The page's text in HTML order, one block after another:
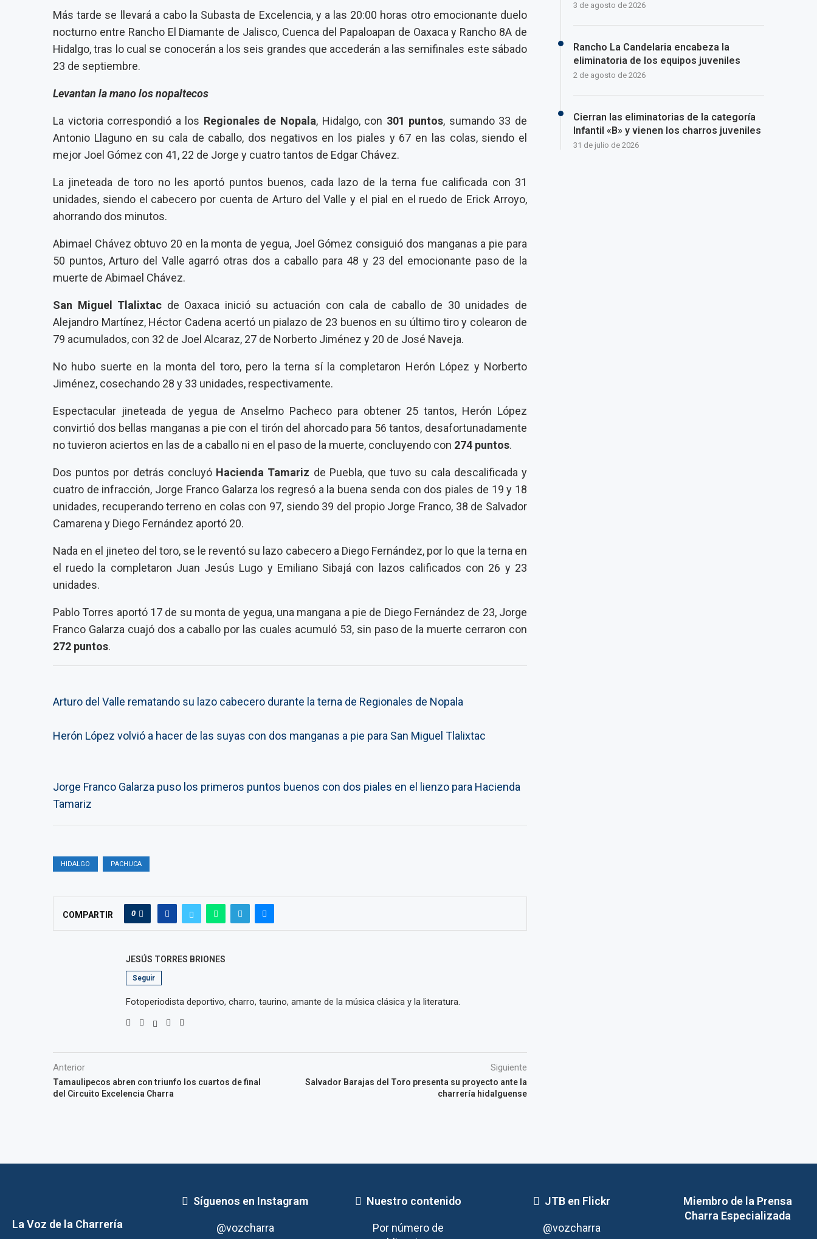
Más tarde se llevará a cabo la Subasta de Excelencia, y a las 20:00 horas otro emocionante duelo
nocturno entre Rancho El Diamante de Jalisco, Cuenca del Papaloapan de Oaxaca y Rancho 8A de
Hidalgo, tras lo cual se conocerán a los seis grandes que accederán a las semifinales este sábado
23 de septiembre.
Levantan la mano los nopaltecos
La victoria correspondió a los Regionales de Nopala, Hidalgo, con 301 puntos, sumando 33 de
Antonio Llaguno en su cala de caballo, dos negativos en los piales y 67 en las colas, siendo el
mejor Joel Gómez con 41, 22 de Jorge y cuatro tantos de Edgar Chávez.
La jineteada de toro no les aportó puntos buenos, cada lazo de la terna fue calificada con 31
unidades, siendo el cabecero por cuenta de Arturo del Valle y el pial en el ruedo de Erick Arroyo,
ahorrando dos minutos.
Abimael Chávez obtuvo 20 en la monta de yegua, Joel Gómez consiguió dos manganas a pie para
50 puntos, Arturo del Valle agarró otras dos a caballo para 48 y 23 del emocionante paso de la
muerte de Abimael Chávez.
San Miguel Tlalixtac de Oaxaca inició su actuación con cala de caballo de 30 unidades de
Alejandro Martínez, Héctor Cadena acertó un pialazo de 23 buenos en su último tiro y colearon de
79 acumulados, con 32 de Joel Alcaraz, 27 de Norberto Jiménez y 20 de José Naveja.
No hubo suerte en la monta del toro, pero la terna sí la completaron Herón López y Norberto
Jiménez, cosechando 28 y 33 unidades, respectivamente.
Espectacular jineteada de yegua de Anselmo Pacheco para obtener 25 tantos, Herón López
convirtió dos bellas manganas a pie con el tirón del ahorcado para 56 tantos, desafortunadamente
no tuvieron aciertos en las de a caballo ni en el paso de la muerte, concluyendo con 274 puntos.
Dos puntos por detrás concluyó Hacienda Tamariz de Puebla, que tuvo su cala descalificada y
cuatro de infracción, Jorge Franco Galarza los regresó a la buena senda con dos piales de 19 y 18
unidades, recuperando terreno en colas con 97, siendo 39 del propio Jorge Franco, 38 de Salvador
Camarena y Diego Fernández aportó 20.
Nada en el jineteo del toro, se le reventó su lazo cabecero a Diego Fernández, por lo que la terna en
el ruedo la completaron Juan Jesús Lugo y Emiliano Sibajá con lazos calificados con 26 y 23
unidades.
Pablo Torres aportó 17 de su monta de yegua, una mangana a pie de Diego Fernández de 23, Jorge
Franco Galarza cuajó dos a caballo por las cuales acumuló 53, sin paso de la muerte cerraron con
272 puntos.
HIDALGO PACHUCA
COMPARTIR 0
JESÚS TORRES BRIONES
Seguir
Fotoperiodista deportivo, charro, taurino, amante de la música clásica y la literatura.
Anterior
Tamaulipecos abren con triunfo los cuartos de final
del Circuito Excelencia Charra
Siguiente
Salvador Barajas del Toro presenta su proyecto ante la
charrería hidalguense
3 de agosto de 2026
Rancho La Candelaria encabeza la
eliminatoria de los equipos juveniles
2 de agosto de 2026
Cierran las eliminatorias de la categoría
Infantil «B» y vienen los charros juveniles
31 de julio de 2026
La Voz de la Charrería
Síguenos en Instagram
@vozcharra
Nuestro contenido
Por número de
JTB en Flickr
@vozcharra
Miembro de la Prensa
Charra Especializada